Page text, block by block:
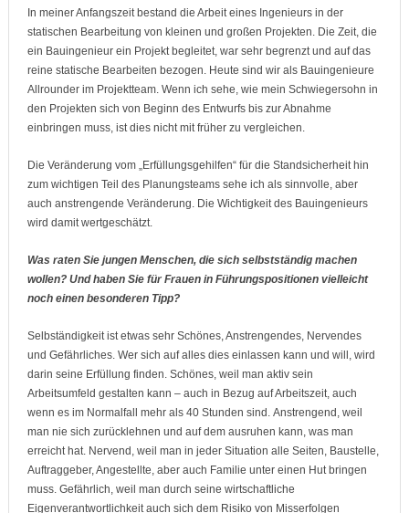
In meiner Anfangszeit bestand die Arbeit eines Ingenieurs in der
statischen Bearbeitung von kleinen und großen Projekten. Die Zeit, die
ein Bauingenieur ein Projekt begleitet, war sehr begrenzt und auf das
reine statische Bearbeiten bezogen. Heute sind wir als Bauingenieure
Allrounder im Projektteam. Wenn ich sehe, wie mein Schwiegersohn in
den Projekten sich von Beginn des Entwurfs bis zur Abnahme
einbringen muss, ist dies nicht mit früher zu vergleichen.
Die Veränderung vom „Erfüllungsgehilfen“ für die Standsicherheit hin
zum wichtigen Teil des Planungsteams sehe ich als sinnvolle, aber
auch anstrengende Veränderung. Die Wichtigkeit des Bauingenieurs
wird damit wertgeschätzt.
Was raten Sie jungen Menschen, die sich selbstständig machen
wollen? Und haben Sie für Frauen in Führungspositionen vielleicht
noch einen besonderen Tipp?
Selbständigkeit ist etwas sehr Schönes, Anstrengendes, Nervendes
und Gefährliches. Wer sich auf alles dies einlassen kann und will, wird
darin seine Erfüllung finden. Schönes, weil man aktiv sein
Arbeitsumfeld gestalten kann – auch in Bezug auf Arbeitszeit, auch
wenn es im Normalfall mehr als 40 Stunden sind. Anstrengend, weil
man nie sich zurücklehnen und auf dem ausruhen kann, was man
erreicht hat. Nervend, weil man in jeder Situation alle Seiten, Baustelle,
Auftraggeber, Angestellte, aber auch Familie unter einen Hut bringen
muss. Gefährlich, weil man durch seine wirtschaftliche
Eigenverantwortlichkeit auch sich dem Risiko von Misserfolgen